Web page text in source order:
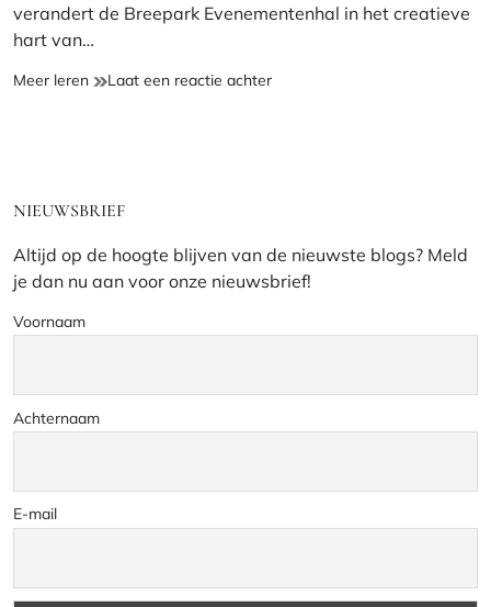
verandert de Breepark Evenementenhal in het creatieve
hart van…
Meer leren Breidagen
voor
en
haakliefhebbers
Laat een reactie achterop
brei-
en
NIEUWSBRIEF
Altijd op de hoogte blijven van de nieuwste blogs? Meld
je dan nu aan voor onze nieuwsbrief!
Voornaam
Achternaam
E-mail